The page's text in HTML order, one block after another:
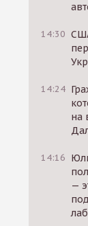
14:30
14:24
на
14:16
—